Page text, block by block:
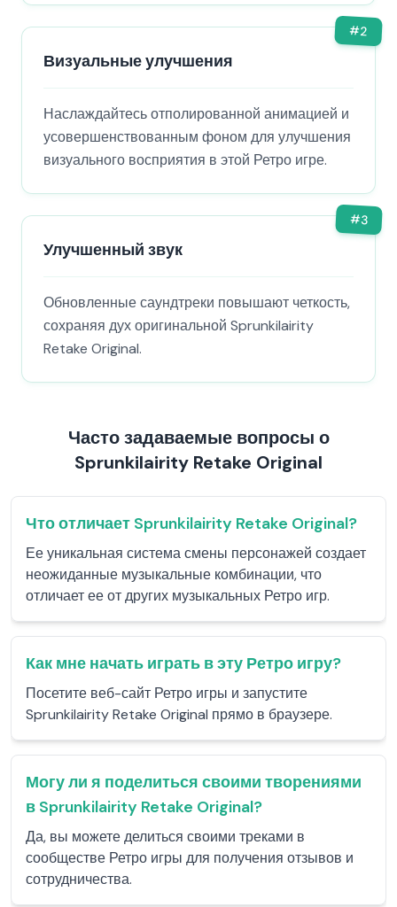
#2
Визуальные улучшения
Наслаждайтесь отполированной анимацией и
усовершенствованным фоном для улучшения
визуального восприятия в этой Ретро игре.
#3
Улучшенный звук
Обновленные саундтреки повышают четкость,
сохраняя дух оригинальной Sprunkilairity
Retake Original.
Часто задаваемые вопросы о
Sprunkilairity Retake Original
Что отличает Sprunkilairity Retake Original?
Ее уникальная система смены персонажей создает
неожиданные музыкальные комбинации, что
отличает ее от других музыкальных Ретро игр.
Как мне начать играть в эту Ретро игру?
Посетите веб-сайт Ретро игры и запустите
Sprunkilairity Retake Original прямо в браузере.
Могу ли я поделиться своими творениями
в Sprunkilairity Retake Original?
Да, вы можете делиться своими треками в
сообществе Ретро игры для получения отзывов и
сотрудничества.